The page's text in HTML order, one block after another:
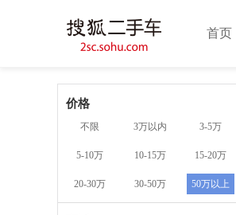
首页
价格
不限 3万以内 3-5万
5-10万 10-15万 15-20万
20-30万 30-50万 50万以上